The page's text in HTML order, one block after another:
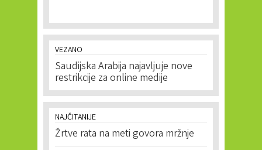
VEZANO
Saudijska Arabija najavljuje nove
restrikcije za online medije
NAJČITANIJE
Žrtve rata na meti govora mržnje